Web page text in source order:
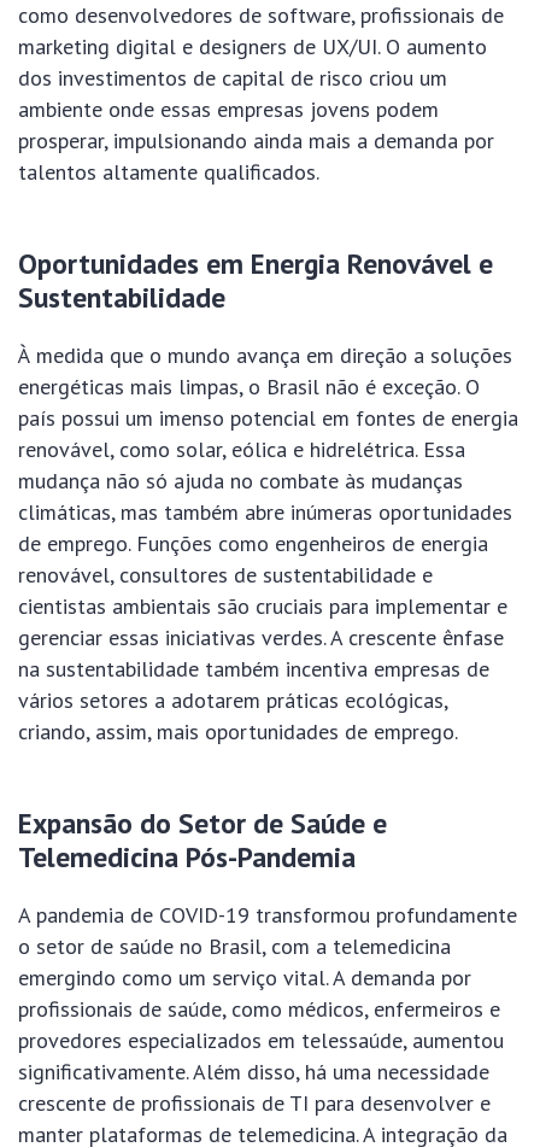
como desenvolvedores de software, profissionais de
marketing digital e designers de UX/UI. O aumento
dos investimentos de capital de risco criou um
ambiente onde essas empresas jovens podem
prosperar, impulsionando ainda mais a demanda por
talentos altamente qualificados.
Oportunidades em Energia Renovável e
Sustentabilidade
À medida que o mundo avança em direção a soluções
energéticas mais limpas, o Brasil não é exceção. O
país possui um imenso potencial em fontes de energia
renovável, como solar, eólica e hidrelétrica. Essa
mudança não só ajuda no combate às mudanças
climáticas, mas também abre inúmeras oportunidades
de emprego. Funções como engenheiros de energia
renovável, consultores de sustentabilidade e
cientistas ambientais são cruciais para implementar e
gerenciar essas iniciativas verdes. A crescente ênfase
na sustentabilidade também incentiva empresas de
vários setores a adotarem práticas ecológicas,
criando, assim, mais oportunidades de emprego.
Expansão do Setor de Saúde e
Telemedicina Pós-Pandemia
A pandemia de COVID-19 transformou profundamente
o setor de saúde no Brasil, com a telemedicina
emergindo como um serviço vital. A demanda por
profissionais de saúde, como médicos, enfermeiros e
provedores especializados em telessaúde, aumentou
significativamente. Além disso, há uma necessidade
crescente de profissionais de TI para desenvolver e
manter plataformas de telemedicina. A integração da